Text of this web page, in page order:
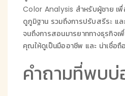
Color Analysis สำหรับผู้ชาย เพื่
ดูภูมิฐาน รวมถึงการปรับสรีระ แล
จนถึงการสอนมารยาททางธุรกิจ
คุณให้ดูเป็นมืออาชีพ และ น่าเชื่อ
คำถามที่พบบ่